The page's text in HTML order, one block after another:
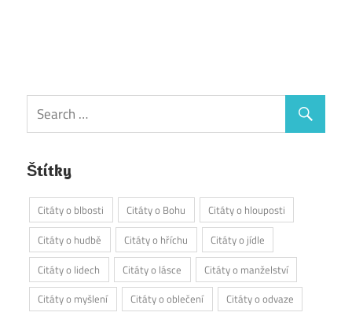
Štítky
Citáty o blbosti Citáty o Bohu
Citáty o hlouposti
Citáty o hudbě
Citáty o hříchu
Citáty o jídle
Citáty o lidech
Citáty o lásce
Citáty o manželství
Citáty o myšlení
Citáty o oblečení Citáty o odvaze